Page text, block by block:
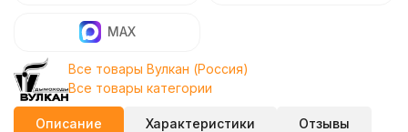
MAX
Все товары Вулкан (Россия)
Все товары категории
Описание Характеристики Отзывы